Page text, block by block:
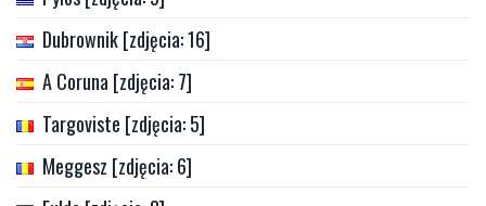
Dubrownik [zdjęcia: 16]
A Coruna [zdjęcia: 7]
Targoviste [zdjęcia: 5]
Meggesz [zdjęcia: 6]